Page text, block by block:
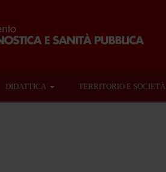
DIDATTICA TERRITORIO E SOCIETÀ